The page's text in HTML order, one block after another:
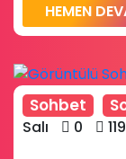
HEMEN
Sohbet
Salı
0